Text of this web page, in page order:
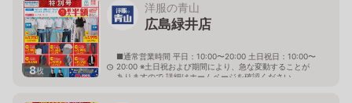
8枚
洋服の青山
広島緑井店
■通常営業時間 平日：10:00〜20:00 土日祝日：10:00〜
20:00 ※土日祝および期間により、急な変動することが
ありますので 詳細はホームページを確認ください